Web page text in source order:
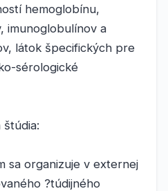
hemoglobínu,
imunoglobulínov a
látok špecifických pre
sérologické
štúdia:
sa organizuje v externej
?túdijného